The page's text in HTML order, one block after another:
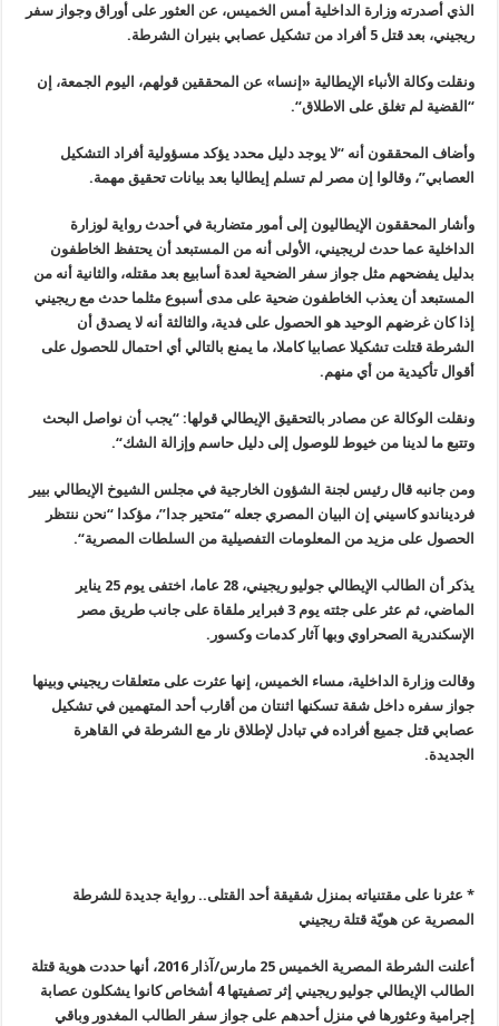
الذي أصدرته وزارة الداخلية أمس الخميس، عن العثور على أوراق وجواز سفر
ريجيني، بعد قتل 5 أفراد من تشكيل عصابي بنيران الشرطة
.
ونقلت وكالة الأنباء الإيطالية «إنسا» عن المحققين قولهم، اليوم الجمعة، إن
“القضية لم تغلق على الاطلاق“.
وأضاف المحققون أنه “لا يوجد دليل محدد يؤكد مسؤولية أفراد التشكيل
العصابي”، وقالوا إن مصر لم تسلم إيطاليا بعد بيانات تحقيق مهمة.
وأشار المحققون الإيطاليون إلى أمور متضاربة في أحدث رواية لوزارة
الداخلية عما حدث لريجيني، الأولى أنه من المستبعد أن يحتفظ الخاطفون
بدليل يفضحهم مثل جواز سفر الضحية لعدة أسابيع بعد مقتله، والثانية أنه من
المستبعد أن يعذب الخاطفون ضحية على مدى أسبوع مثلما حدث مع ريجيني
إذا كان غرضهم الوحيد هو الحصول على فدية، والثالثة أنه لا يصدق أن
الشرطة قتلت تشكيلا عصابيا كاملا، ما يمنع بالتالي أي احتمال للحصول على
أقوال تأكيدية من أي منهم.
ونقلت الوكالة عن مصادر بالتحقيق الإيطالي قولها: “يجب أن نواصل البحث
وتتبع ما لدينا من خيوط للوصول إلى دليل حاسم وإزالة الشك“
.
ومن جانبه قال رئيس لجنة الشؤون الخارجية في مجلس الشيوخ الإيطالي بيير
فرديناندو كاسيني إن البيان المصري جعله “متحير جدا”، مؤكدا“نحن ننتظر
الحصول على مزيد من المعلومات التفصيلية من السلطات المصرية“.
يذكر أن الطالب الإيطالي جوليو ريجيني، 28 عاما، اختفى يوم 25 يناير
الماضي، ثم عثر على جثته يوم 3 فبراير ملقاة على جانب طريق مصر
الإسكندرية الصحراوي وبها آثار كدمات وكسور .
وقالت وزارة الداخلية، مساء الخميس، إنها عثرت على متعلقات ريجيني وبينها
جواز سفره داخل شقة تسكنها اثنتان من أقارب أحد المتهمين في تشكيل
عصابي قتل جميع أفراده في تبادل لإطلاق نار مع الشرطة في القاهرة
الجديدة.
* عثرنا على مقتنياته بمنزل شقيقة أحد القتلى.. رواية جديدة للشرطة
المصرية عن هويّة قتلة ريجيني
أعلنت الشرطة المصرية الخميس 25 مارس/آذار 2016، أنها حددت هوية قتلة
الطالب الإيطالي جوليو ريجيني إثر تصفيتها 4 أشخاص كانوا يشكلون عصابة
إجرامية وعثورها في منزل أحدهم على جواز سفر الطالب المغدور وباقي